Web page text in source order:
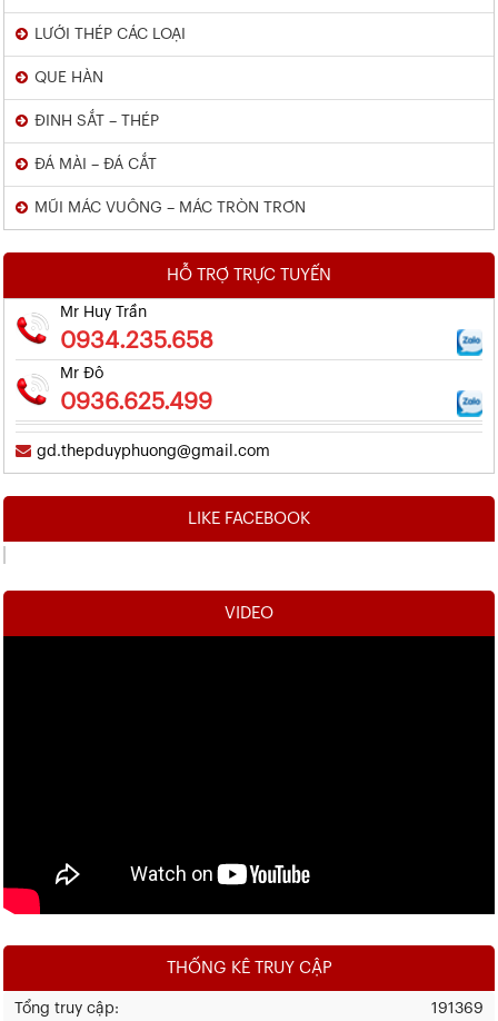
LƯỚI THÉP CÁC LOẠI
QUE HÀN
ĐINH SẮT – THÉP
ĐÁ MÀI – ĐÁ CẮT
MŨI MÁC VUÔNG – MÁC TRÒN TRƠN
HỖ TRỢ TRỰC TUYẾN
Mr Huy Trần
0934.235.658
Mr Đô
0936.625.499
gd.thepduyphuong@gmail.com
LIKE FACEBOOK
VIDEO
THỐNG KÊ TRUY CẬP
191369
Tổng truy cập: